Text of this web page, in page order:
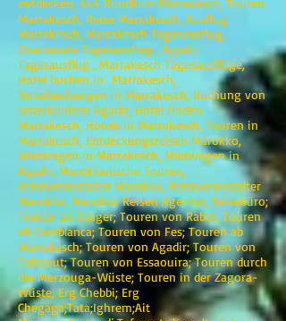
entdecken, 4x4 Rundkurs Marrakesch, Touren
Marrakesch, Reise Marrakesch, Ausflug
Marrakesch, Marrakesch Tagesausflug,
Ouarzazate Tagesausflug , Agadir
Tagesausflug , Marrakesch Tagesausflüge,
Hotel buchen in Marrakesch,
Hotelbuchungen in Marrakesch, Buchung von
Unterkünften Agadir, Hotel finden
Marrakesch, Hotels in Marrakesch, Touren in
Marrakesch, Entdeckungsreisen Marokko,
Mietwagen in Marrakesch, Mietwagen in
Agadir, Marokkanische Touren,
Reiseveranstalter Marokko, Reiseveranstalter
Marokko, Marokko Reisen Agentur, Reisebüro;
Touren ab Tanger; Touren von Rabat; Touren
ab Casablanca; Touren von Fes; Touren ab
Marrakesch; Touren von Agadir; Touren von
Tafraout; Touren von Essaouira; Touren durch
die Merzouga-Wüste; Touren in der Zagora-
Wüste; Erg Chebbi; Erg
Chegaga;Tata;Ighrem;Ait